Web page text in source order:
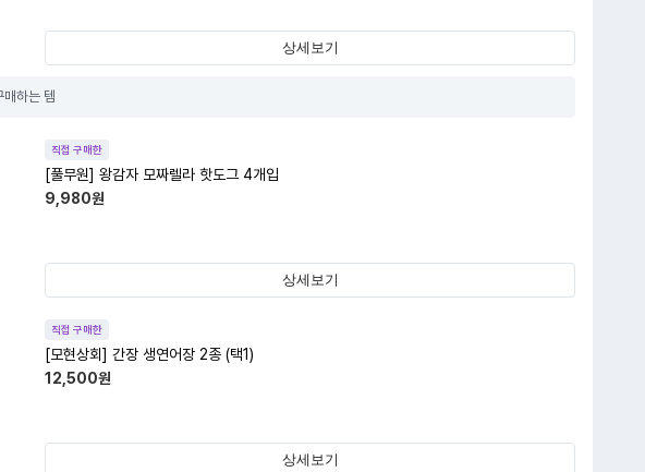
상세보기
매하는 템
직접 구매한
[풀무원] 왕감자 모짜렐라 핫도그 4개입
9,980원
상세보기
직접 구매한
[모현상회] 간장 생연어장 2종 (택1)
12,500원
상세보기